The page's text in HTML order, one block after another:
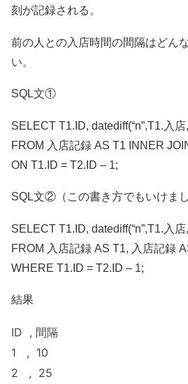
刻が記録される。
前の人との入店時間の間隔はどん
い。
SQL文①
SELECT T1.ID, datediff(“n”,T1.入
FROM 入店記録 AS T1 INNER
ON T1.ID = T2.ID – 1;
SQL文②（この書き方でもいけまし
SELECT T1.ID, datediff(“n”,T1.入
FROM 入店記録 AS T1, 入店記録
WHERE T1.ID = T2.ID – 1;
結果
ID , 間隔
1 , 10
2 , 25